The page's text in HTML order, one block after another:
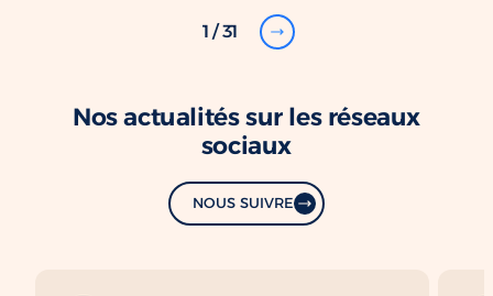
1 / 31
Nos actualités sur les réseaux
sociaux
NOUS SUIVRE